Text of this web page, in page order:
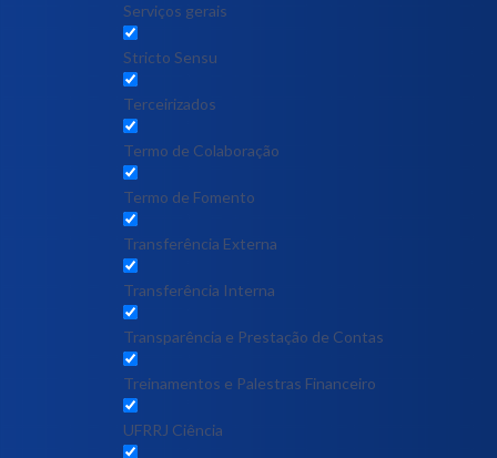
Serviços gerais
Stricto Sensu
Terceirizados
Termo de Colaboração
Termo de Fomento
Transferência Externa
Transferência Interna
Transparência e Prestação de Contas
Treinamentos e Palestras Financeiro
UFRRJ Ciência